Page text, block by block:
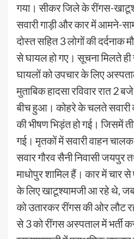
गया। सीकर जिले के रींगस-
सवारी गाड़ी और कार में आमने-
दोस्‍त सहित 3 लोगों की दर्दनाक
से घायल हो गए। सूचना मिलते
घायलों को उपचार के लिए
मुताबिक हादसा रविवार रात 2
बीच हुआ। कोहरे के चलते
की भीषण भिड़ंत हो गई। जिसमें
गई। मृतकों में सवारी वाहन
सवार गौरव सैनी निवासी जयपुर
माधोपुर शामिल हैं। कार में चार से
के लिए खाटूश्यामजी आ रहे थे,
को उतारकर रींगस की ओर लौट
से 3 को रींगस अस्पताल में भर्ती